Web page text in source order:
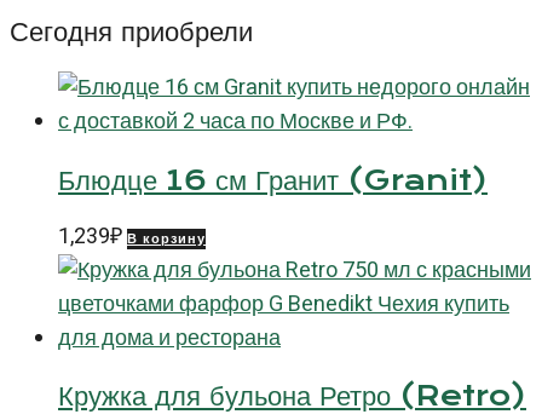
см
Экселленси
(Excellency)
Сегодня приобрели
Блюдце 16 см Гранит (Granit)
1,239₽ В корзину
Кружка для бульона Ретро (Retro)